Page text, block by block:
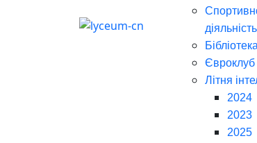
діяльність
Бібліотека
Євроклуб
Літня
2024
2023
2025